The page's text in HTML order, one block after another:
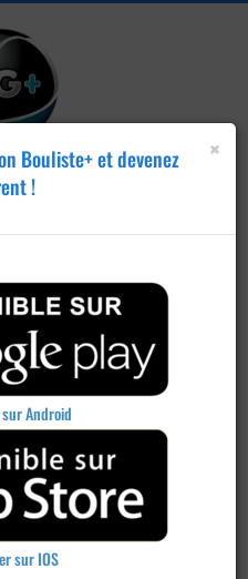
×
Bouliste+ et devenez
!
Android
sur IOS